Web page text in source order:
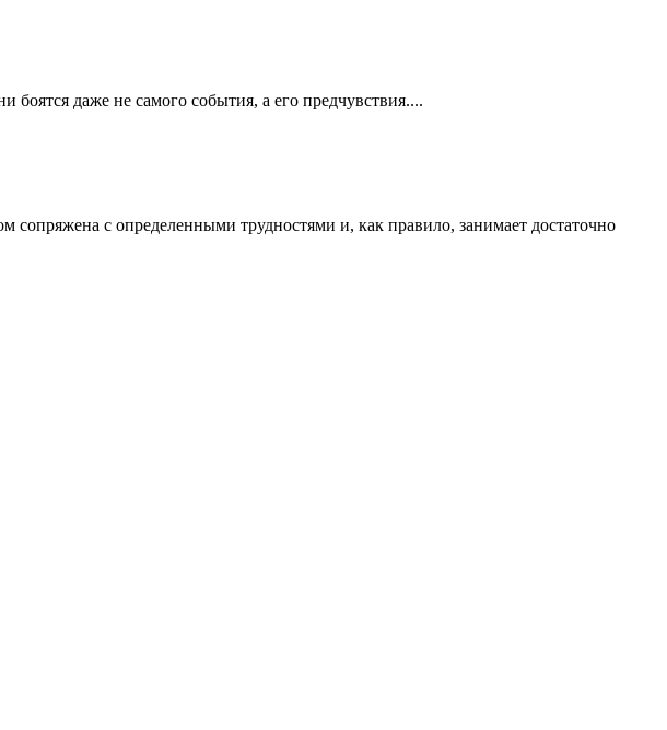
даже не самого события, а его предчувствия....
с определенными трудностями и, как правило, занимает достаточно